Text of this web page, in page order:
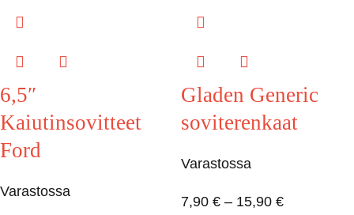
6,5″
Kaiutinsovitteet
Ford
Varastossa
Gladen Generic
soviterenkaat
Varastossa
7,90 € – 15,90 €